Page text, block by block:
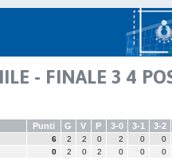
- FINALE 3 4
Punti G V P 3-0 3-1 3-2
6 2 2 0 2 0
0
0 2 0 2 0 0 0